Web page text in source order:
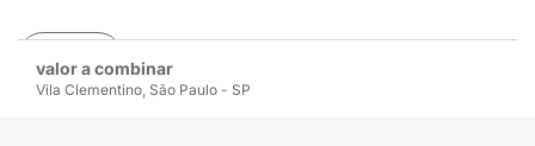
valor a combinar
Vila Clementino, São Paulo - SP
Avaliar